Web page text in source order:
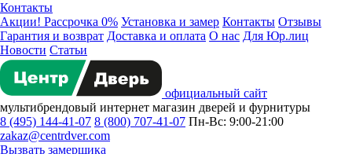
Контакты
Акции! Рассрочка 0% Установка и замер Контакты Отзывы
Гарантия и возврат Доставка и оплата О нас Для Юр.лиц
Новости Статьи
официальный сайт
мультибрендовый интернет магазин дверей и фурнитуры
8 (495) 144-41-07 8 (800) 707-41-07 Пн-Вс: 9:00-21:00
zakaz@centrdver.com
Вызвать замерщика